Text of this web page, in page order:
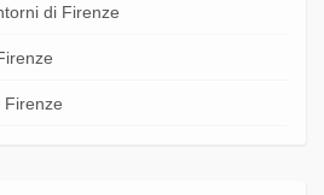
di Firenze